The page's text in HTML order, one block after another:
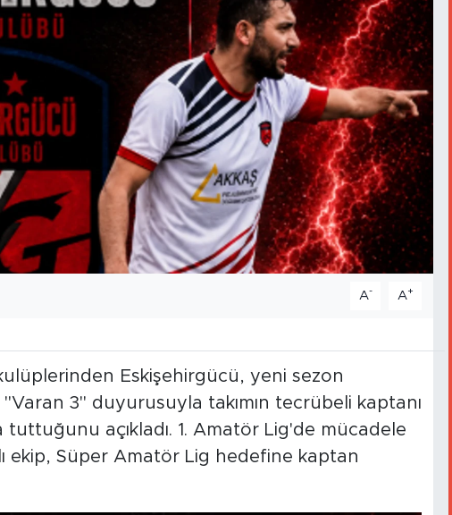
A- A+
Eskişehirgücü, yeni sezon
"Varan 3" duyurusuyla takımın tecrübeli kaptanı
tuttuğunu açıkladı. 1. Amatör Lig'de mücadele
ekip, Süper Amatör Lig hedefine kaptan